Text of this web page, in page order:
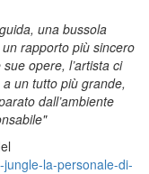
una bussola
rapporto più sincero
opere, l’artista ci
un tutto più grande,
dall’ambiente
la-personale-di-